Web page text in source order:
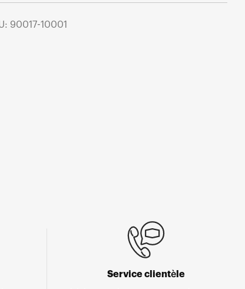
90017-10001
Service clientèle